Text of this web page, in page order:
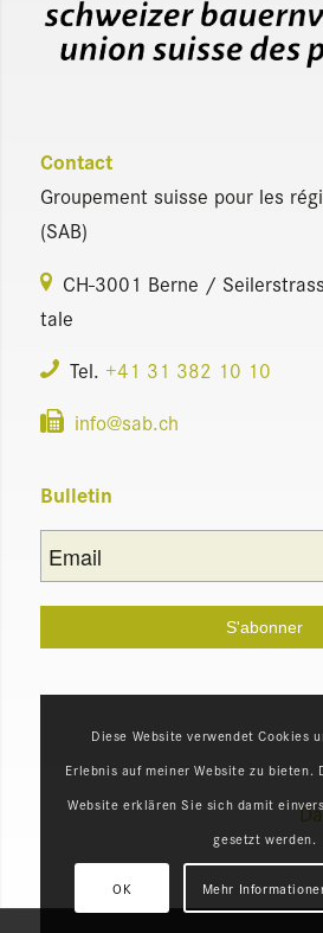
Contact
Grou­pe­ment suisse pour les
(SAB)
CH-3001 Berne /
tale
Tel. +41 31 382 10 10
info@​sab.​ch
Bul­le­tin
Diese Website verwendet Cookies
Erlebnis auf meiner Website zu bieten.
Website erklären Sie sich damit
gesetzt werden.
OK Mehr